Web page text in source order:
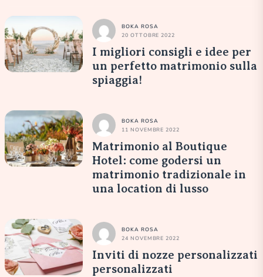
BOKA ROSA
20 OTTOBRE 2022
I migliori consigli e idee per
un perfetto matrimonio sulla
spiaggia!
BOKA ROSA
11 NOVEMBRE 2022
Matrimonio al Boutique
Hotel: come godersi un
matrimonio tradizionale in
una location di lusso
BOKA ROSA
24 NOVEMBRE 2022
Inviti di nozze personalizzati
personalizzati